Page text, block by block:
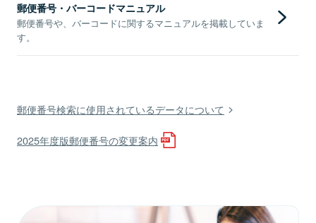
郵便番号・バーコードマニュアル
郵便番号や、バーコードに関するマニュアルを掲載していま
す。
郵便番号検索に使用されているデータについて
2025年度版郵便番号の変更案内